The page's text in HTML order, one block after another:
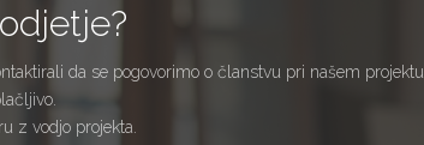
da se pogovorimo o članstvu pri našem projektu.
z vodjo projekta.